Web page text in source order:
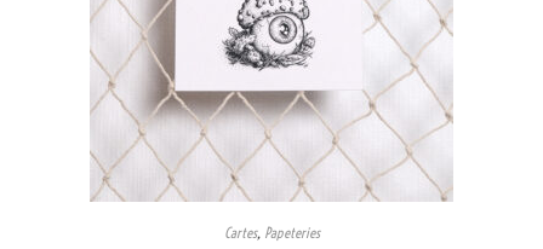
Cartes, Papeteries